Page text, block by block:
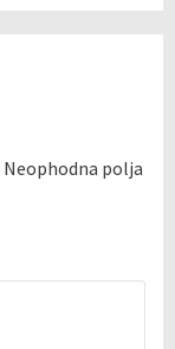
Neophodna polja